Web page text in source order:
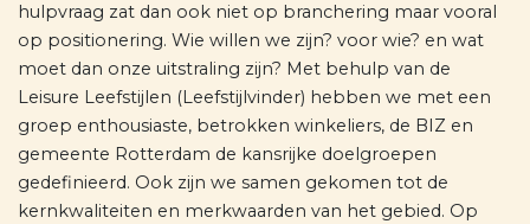
hulpvraag zat dan ook niet op branchering maar vooral
op positionering. Wie willen we zijn? voor wie? en wat
moet dan onze uitstraling zijn? Met behulp van de
Leisure Leefstijlen (Leefstijlvinder) hebben we met een
groep enthousiaste, betrokken winkeliers, de BIZ en
gemeente Rotterdam de kansrijke doelgroepen
gedefinieerd. Ook zijn we samen gekomen tot de
kernkwaliteiten en merkwaarden van het gebied. Op